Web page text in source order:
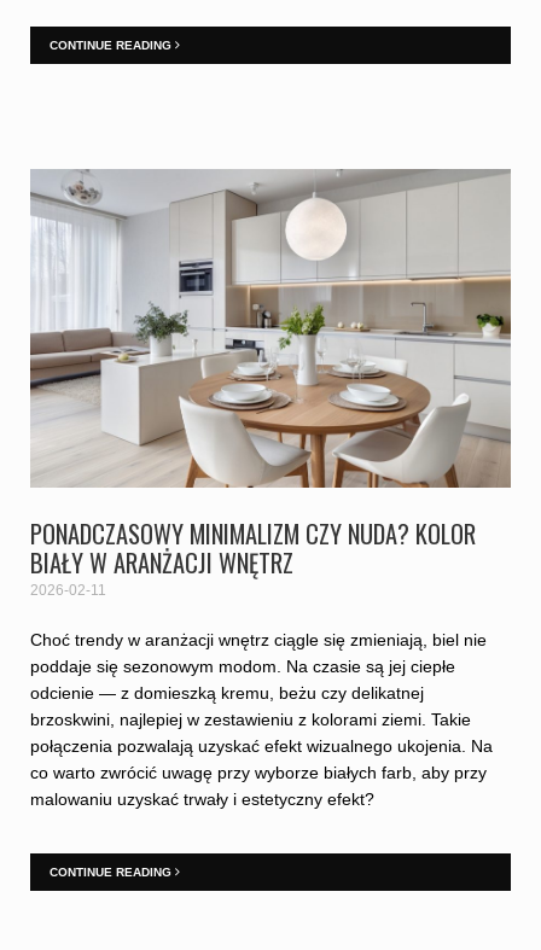
CONTINUE READING
PONADCZASOWY MINIMALIZM CZY NUDA? KOLOR
BIAŁY W ARANŻACJI WNĘTRZ
2026-02-11
Choć trendy w aranżacji wnętrz ciągle się zmieniają, biel nie
poddaje się sezonowym modom. Na czasie są jej ciepłe
odcienie — z domieszką kremu, beżu czy delikatnej
brzoskwini, najlepiej w zestawieniu z kolorami ziemi. Takie
połączenia pozwalają uzyskać efekt wizualnego ukojenia. Na
co warto zwrócić uwagę przy wyborze białych farb, aby przy
malowaniu uzyskać trwały i estetyczny efekt?
CONTINUE READING